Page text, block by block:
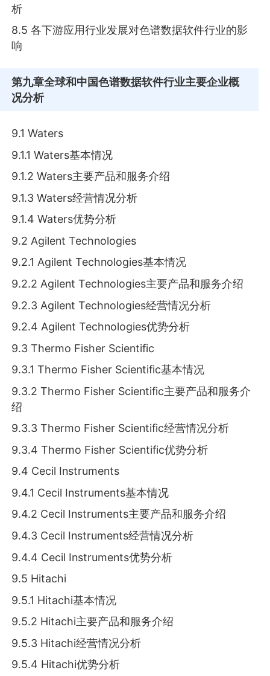
析
8.5 各下游应用行业发展对色谱数据软件行业的影
响
第九章全球和中国色谱数据软件行业主要企业概
况分析
9.1 Waters
9.1.1 Waters基本情况
9.1.2 Waters主要产品和服务介绍
9.1.3 Waters经营情况分析
9.1.4 Waters优势分析
9.2 Agilent Technologies
9.2.1 Agilent Technologies基本情况
9.2.2 Agilent Technologies主要产品和服务介绍
9.2.3 Agilent Technologies经营情况分析
9.2.4 Agilent Technologies优势分析
9.3 Thermo Fisher Scientific
9.3.1 Thermo Fisher Scientific基本情况
9.3.2 Thermo Fisher Scientific主要产品和服务介
绍
9.3.3 Thermo Fisher Scientific经营情况分析
9.3.4 Thermo Fisher Scientific优势分析
9.4 Cecil Instruments
9.4.1 Cecil Instruments基本情况
9.4.2 Cecil Instruments主要产品和服务介绍
9.4.3 Cecil Instruments经营情况分析
9.4.4 Cecil Instruments优势分析
9.5 Hitachi
9.5.1 Hitachi基本情况
9.5.2 Hitachi主要产品和服务介绍
9.5.3 Hitachi经营情况分析
9.5.4 Hitachi优势分析